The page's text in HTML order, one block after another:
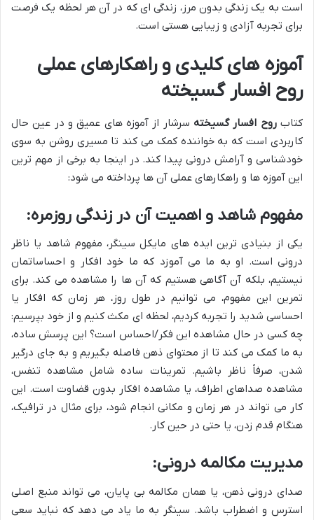
است به یک زندگی بدون مرز، زندگی ای که در آن هر لحظه یک فرصت
برای تجربه آزادی و زیبایی هستی است.
آموزه های کلیدی و راهکارهای عملی
روح افسار گسیخته
کتابروح افسار گسیخته سرشار از آموزه های عمیق و در عین حال
کاربردی است که به خواننده کمک می کند تا مسیری روشن به سوی
خودشناسی و آرامش درونی پیدا کند. در اینجا به برخی از مهم ترین
این آموزه ها و راهکارهای عملی آن ها پرداخته می شود:
مفهوم شاهد و اهمیت آن در زندگی روزمره:
یکی از بنیادی ترین ایده های مایکل سینگر، مفهوم شاهد یا ناظر
درونی است. او به ما می آموزد که ما خود افکار و احساساتمان
نیستیم، بلکه آن آگاهی هستیم که آن ها را مشاهده می کند. برای
تمرین این مفهوم، می توانیم در طول روز، هر زمان که افکار یا
احساسی شدید را تجربه کردیم، لحظه ای مکث کنیم و از خود بپرسیم:
چه کسی در حال مشاهده این فکر/احساس است؟ این پرسش ساده،
به ما کمک می کند تا از محتوای ذهن فاصله بگیریم و به جای درگیر
شدن، صرفاً ناظر باشیم. تمرینات ساده شامل مشاهده تنفس،
مشاهده صداهای اطراف، یا مشاهده افکار بدون قضاوت است. این
کار می تواند در هر زمان و مکانی انجام شود، برای مثال در ترافیک،
هنگام قدم زدن، یا حتی در حین کار.
مدیریت مکالمه درونی:
صدای درونی ذهن، یا همان مکالمه بی پایان، می تواند منبع اصلی
استرس و اضطراب باشد. سینگر به ما یاد می دهد که نباید سعی